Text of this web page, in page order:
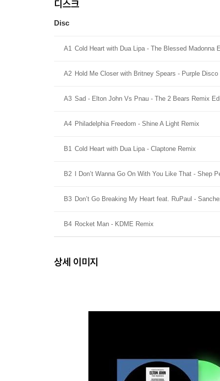
디스크
Disc
A1 Cold Heart with Dua Lipa - The Blessed Madonna
A2 Hold Me Closer with Britney Spears - Purple
A3 Sad - Elton John Vs Pnau - The 2 Bears Remix
A4 Philadelphia Freedom - Shine A Light Remix
B1 Cold Heart with Dua Lipa - Claptone Remix
B2 I Don’t Wanna Go On With You Like That - Shep
B3 Don’t Go Breaking My Heart feat. RuPaul -
B4 Rocket Man - KDME Remix
상세 이미지